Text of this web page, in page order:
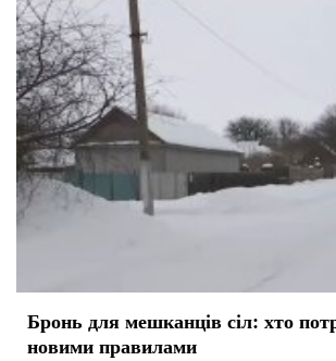
Бронь для мешканців сіл: хто
новими правилами